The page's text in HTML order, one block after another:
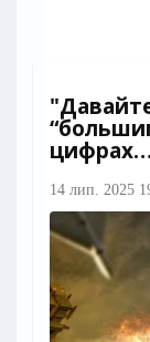
14 лип. 2025